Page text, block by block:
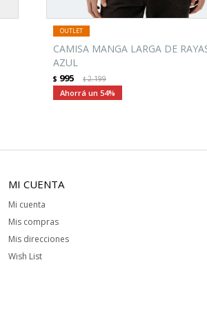
CAMISA MANGA LARGA DE
AZUL
$ 995 $2.199
54
MI CUENTA
Mi cuenta
Mis compras
Mis direcciones
Wish List